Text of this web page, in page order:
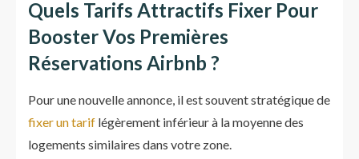
Quels Tarifs Attractifs Fixer Pour
Booster Vos Premières
Réservations Airbnb ?
Pour une nouvelle annonce, il est souvent stratégique de
fixer un tarif légèrement inférieur à la moyenne des
logements similaires dans votre zone.